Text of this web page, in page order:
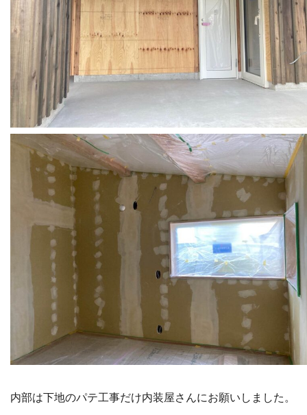
内部は下地のパテ工事だけ内装屋さんにお願いしました。